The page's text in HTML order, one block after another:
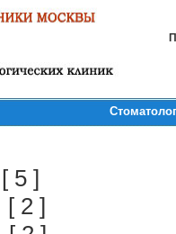
[ 5 ]
[ 2 ]